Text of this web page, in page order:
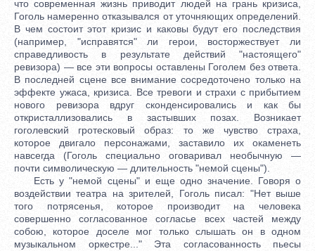
что современная жизнь приводит людей на грань кризиса,
Гоголь намеренно отказывался от уточняющих определений.
В чем состоит этот кризис и каковы будут его последствия
(например, "исправятся" ли герои, восторжествует ли
справедливость в результате действий "настоящего"
ревизора) — все эти вопросы оставлены Гоголем без ответа.
В последней сцене все внимание сосредоточено только на
эффекте ужаса, кризиса. Все тревоги и страхи с прибытием
нового ревизора вдруг сконденсировались и как бы
откристаллизовались в застывших позах. Возникает
гоголевский гротесковый образ: то же чувство страха,
которое двигало персонажами, заставило их окаменеть
навсегда (Гоголь специально оговаривал необычную —
почти символическую — длительность "немой сцены").
Есть у "немой сцены" и еще одно значение. Говоря о
воздействии театра на зрителей, Гоголь писал: "Нет выше
того потрясенья, которое производит на человека
совершенно согласованное согласье всех частей между
собою, которое доселе мог только слышать он в одном
музыкальном оркестре..." Эта согласованность пьесы